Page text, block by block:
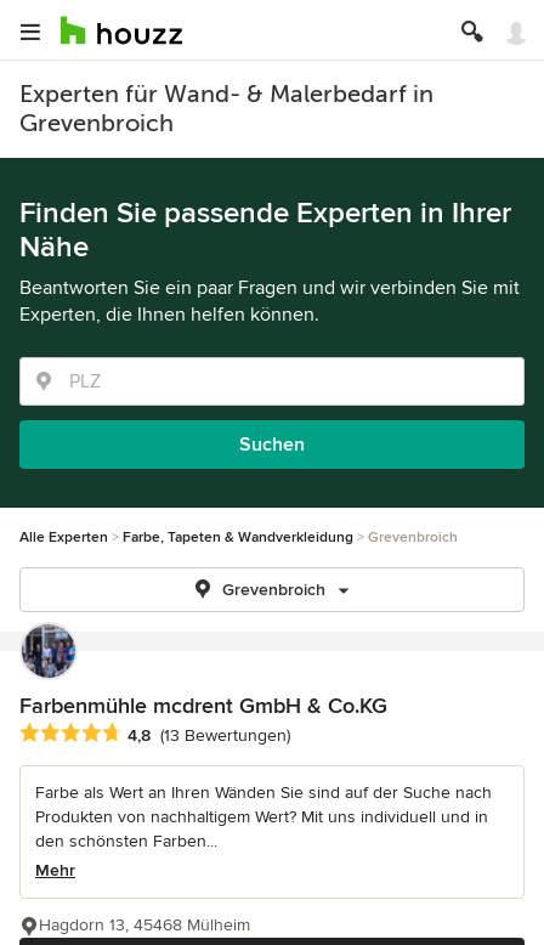
Experten für Wand- & Malerbedarf in
Grevenbroich
Finden Sie passende Experten in Ihrer
Nähe
Beantworten Sie ein paar Fragen und wir verbinden Sie mit
Experten, die Ihnen helfen können.
Suchen
Alle Experten Farbe, Tapeten & Wandverkleidung Grevenbroich
Grevenbroich
Farbenmühle mcdrent GmbH & Co.KG
Durchschnittliche Bewertung: 4.8 von 5 Sternen
4,8 (13 Bewertungen)
Farbe als Wert an Ihren Wänden Sie sind auf der Suche nach
Produkten von nachhaltigem Wert? Mit uns individuell und in
den schönsten Farben...
Mehr
Hagdorn 13, 45468 Mülheim